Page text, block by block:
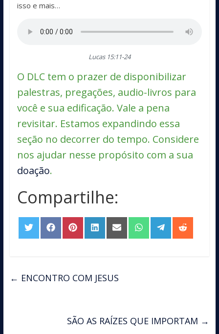
isso e mais…
Lucas 15:11-24
O DLC tem o prazer de disponibilizar
palestras, pregações, audio-livros para
você e sua edificação. Vale a pena
revisitar. Estamos expandindo essa
seção no decorrer do tempo. Considere
nos ajudar nesse propósito com a sua
doação.
Compartilhe:
Share
Twitter
Share
Facebook
Share
Pinterest
Share
on
LinkedIn
Share
on
Email
Share
WhatsApp
Share
Telegram
Share
Reddit
← ENCONTRO COM JESUS
SÃO AS RAÍZES QUE IMPORTAM →